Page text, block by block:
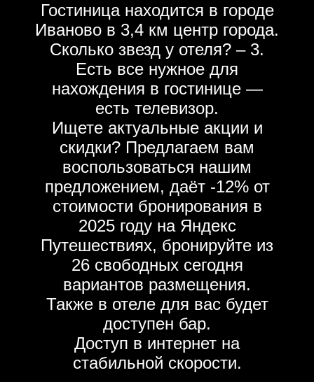
Гостиница находится в городе
Иваново в 3,4 км центр города.
Сколько звезд у отеля? – 3.
Есть все нужное для
нахождения в гостинице —
есть телевизор.
Ищете актуальные акции и
скидки? Предлагаем вам
воспользоваться нашим
предложением, даёт -12% от
стоимости бронирования в
2025 году на Яндекс
Путешествиях, бронируйте из
26 свободных сегодня
вариантов размещения.
Также в отеле для вас будет
доступен бар.
Доступ в интернет на
стабильной скорости.